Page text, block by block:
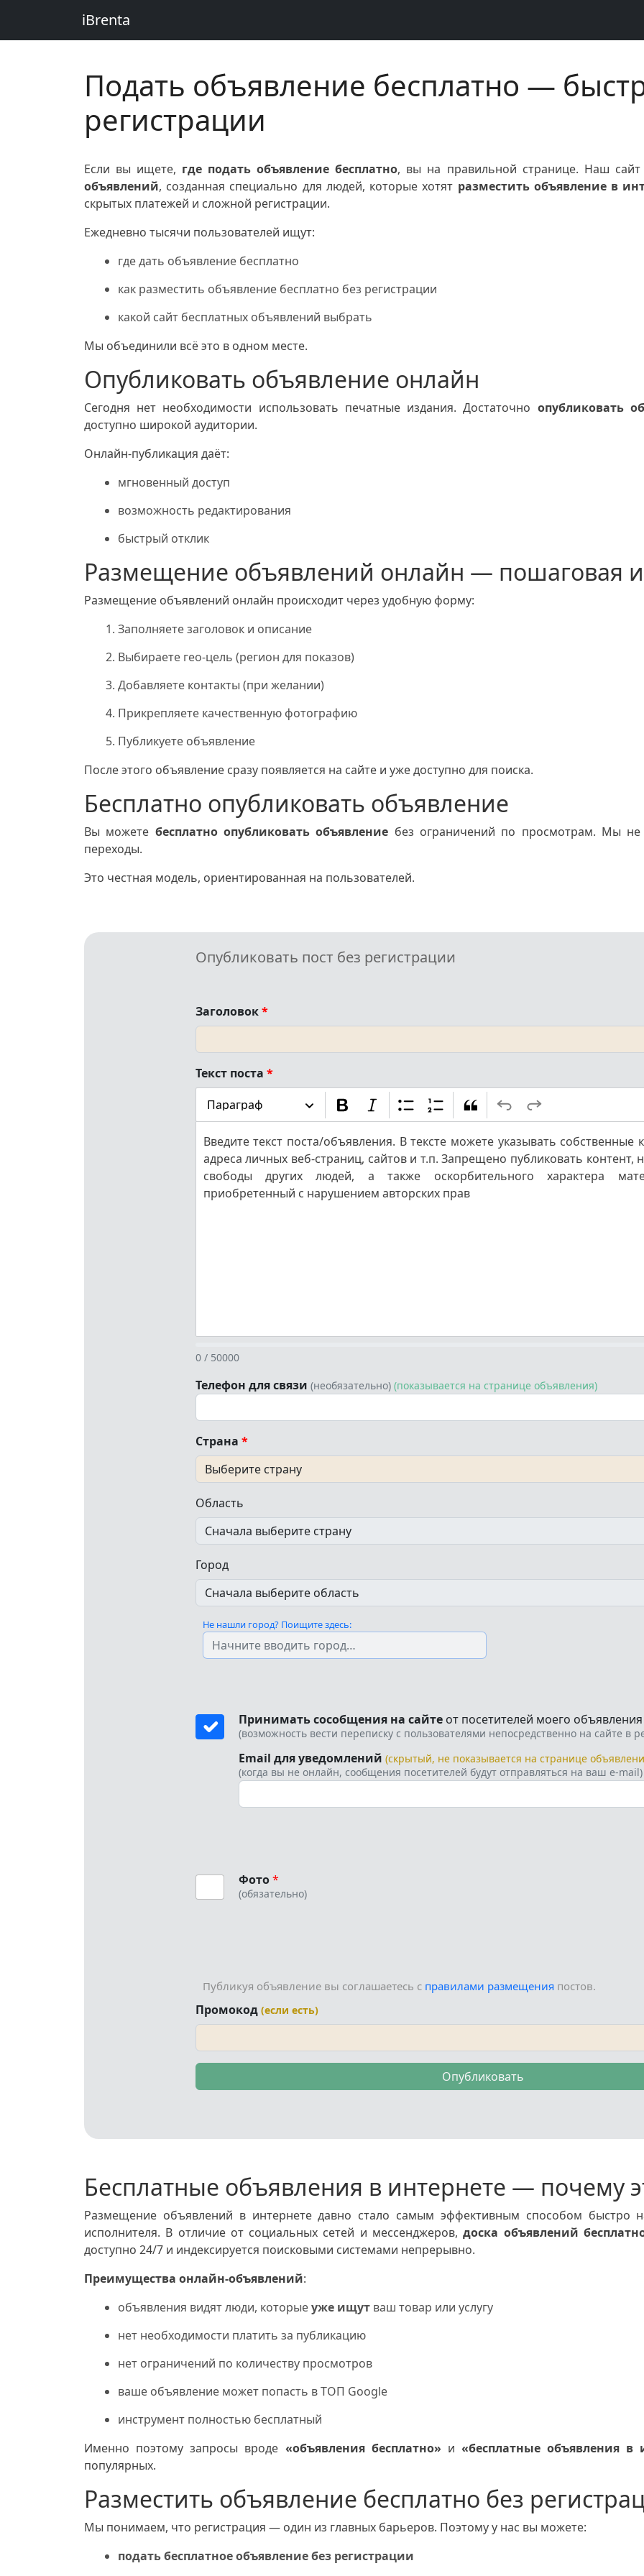
iBrenta
Подать объявление бесплатно —
регистрации
Если вы ищете, где подать объявление бесплатно, вы на правильной странице. Наш
объявлений, созданная специально для людей, которые хотят разместить объявление в
скрытых платежей и сложной регистрации.
Ежедневно тысячи пользователей ищут:
где дать объявление бесплатно
как разместить объявление бесплатно без регистрации
какой сайт бесплатных объявлений выбрать
Мы объединили всё это в одном месте.
Опубликовать объявление онлайн
Сегодня нет необходимости использовать печатные издания. Достаточно опубликовать
доступно широкой аудитории.
Онлайн‑публикация даёт:
мгновенный доступ
возможность редактирования
быстрый отклик
Размещение объявлений онлайн — пошаговая
Размещение объявлений онлайн происходит через удобную форму:
Заполняете заголовок и описание
Выбираете гео-цель (регион для показов)
Добавляете контакты (при желании)
Прикрепляете качественную фотографию
Публикуете объявление
После этого объявление сразу появляется на сайте и уже доступно для поиска.
Бесплатно опубликовать объявление
Вы можете бесплатно опубликовать объявление без ограничений по просмотрам. Мы
переходы.
Это честная модель, ориентированная на пользователей.
Опубликовать пост без регистрации
Заголовок*
Текст поста *
Параграф
0 / 50000
Телефон для связи (необязательно) (показывается на странице объявления)
Страна *
Область
Город
Не нашли город? Поищите здесь:
Принимать сособщения на сайте от посетителей моего объявления
(возможность вести переписку с пользователями непосредственно на сайте в
Email для уведомлений (скрытый, не показывается на странице
(когда вы не онлайн, сообщения посетителей будут отправляться на ваш e-mail)
Фото*
(обязательно)
Публикуя объявление вы соглашаетесь с правилами размещения постов.
Промокод (если есть)
Опубликовать
Бесплатные объявления в интернете — почему
Размещение объявлений в интернете давно стало самым эффективным способом быстро
исполнителя. В отличие от социальных сетей и мессенджеров,доска объявлений
доступно 24/7 и индексируется поисковыми системами непрерывно.
Преимущества онлайн‑объявлений:
объявления видят люди, которыеуже ищут ваш товар или услугу
нет необходимости платить за публикацию
нет ограничений по количеству просмотров
ваше объявление может попасть в ТОП Google
инструмент полностью бесплатный
Именно поэтому запросы вроде «объявления бесплатно» и«бесплатные объявления в
популярных.
Разместить объявление бесплатно без
Мы понимаем, что регистрация — один из главных барьеров. Поэтому у нас вы можете:
подать бесплатное объявление без регистрации